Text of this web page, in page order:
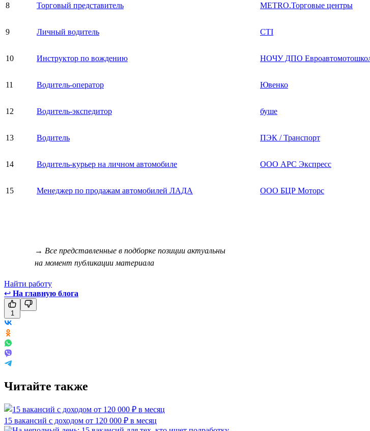
8 Торговый представитель METRO.Торговые центры
9 Личный водитель CTI
10 Инструктор по вождению НОЧУ ДПО
11 Водитель-оператор Ювенко
12 Водитель-экспедитор буше
13 Водитель ПЭК / Транспорт
14 Водитель-курьер на личном автомобиле ООО АРС Экспресс
15 Менеджер по продажам автомобилей ЛАДА ООО БЦР Моторс
→ Все представленные в подборке позиции актуальны
на момент публикации материала
Найти работу
↩ На главную блога
1
Читайте также
15 вакансий с доходом от 120 000 ₽ в месяц